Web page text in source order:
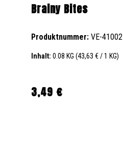
Brainy Bites
Produktnummer: VE-41002
Inhalt: 0.08 KG (43,63 € / 1 KG)
Regulärer Preis:
3,49 €